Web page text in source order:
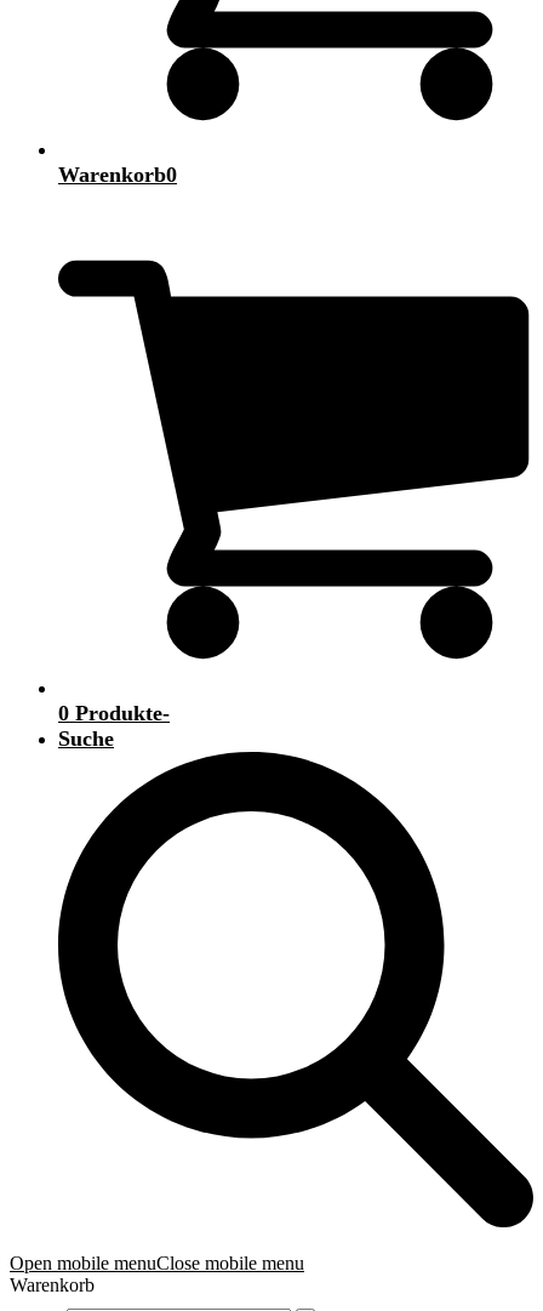
Warenkorb0
0 Produkte-
Suche
Open mobile menuClose mobile menu
Warenkorb